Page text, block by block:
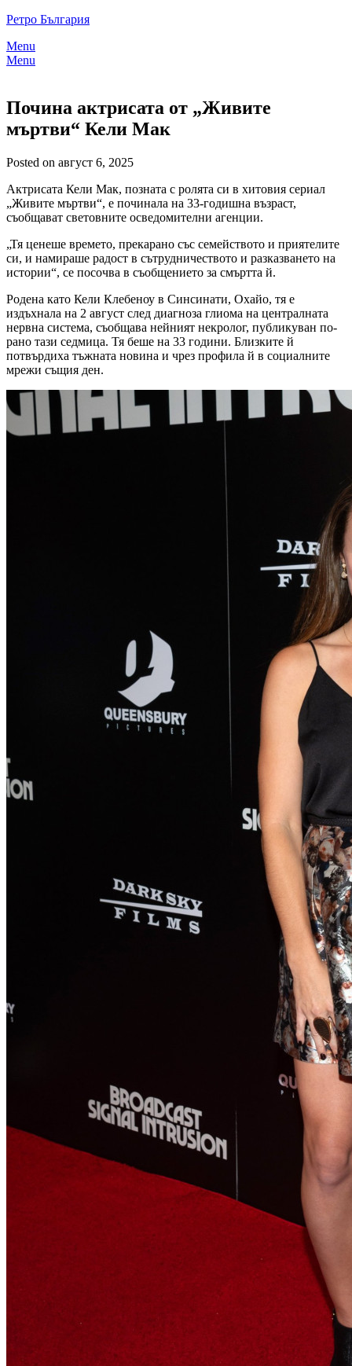
Skip
content
Ретро България
Menu
Menu
Почина актрисата от „Живите
мъртви“ Кели Мак
Posted on август 6, 2025
Актрисата Кели Мак, позната с ролята си в хитовия сериал
„Живите мъртви“, е починала на 33-годишна възраст,
съобщават световните осведомителни агенции.
„Тя ценеше времето, прекарано със семейството и приятелите
си, и намираше радост в сътрудничеството и разказването на
истории“, се посочва в съобщението за смъртта й.
Родена като Кели Клебеноу в Синсинати, Охайо, тя е
издъхнала на 2 август след диагноза глиома на централната
нервна система, съобщава нейният некролог, публикуван по-
рано тази седмица. Тя беше на 33 години. Близките й
потвърдиха тъжната новина и чрез профила й в социалните
мрежи същия ден.